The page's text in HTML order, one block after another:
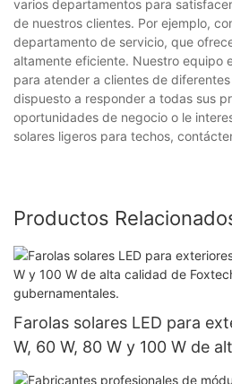
varios departamentos para
de nuestros clientes. Por ejemplo,
departamento de servicio, que
altamente eficiente. Nuestro equipo
para atender a clientes de
dispuesto a responder a todas sus
oportunidades de negocio o le
solares ligeros para techos,
Productos
Farolas solares LED para
W, 60 W, 80 W y 100 W de
Foxtech para proyectos